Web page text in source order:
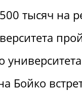
тысяч на
Бойко